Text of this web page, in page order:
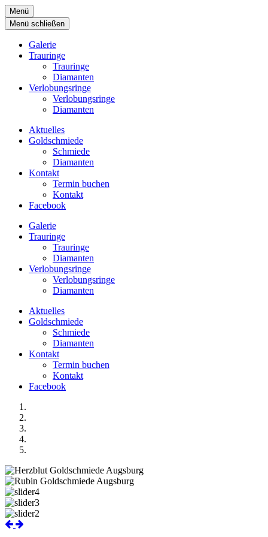
Menü
Menü schließen
Galerie
Trauringe
Trauringe
Diamanten
Verlobungsringe
Verlobungsringe
Diamanten
Aktuelles
Goldschmiede
Schmiede
Diamanten
Kontakt
Termin buchen
Kontakt
Facebook
Galerie
Trauringe
Trauringe
Diamanten
Verlobungsringe
Verlobungsringe
Diamanten
Aktuelles
Goldschmiede
Schmiede
Diamanten
Kontakt
Termin buchen
Kontakt
Facebook